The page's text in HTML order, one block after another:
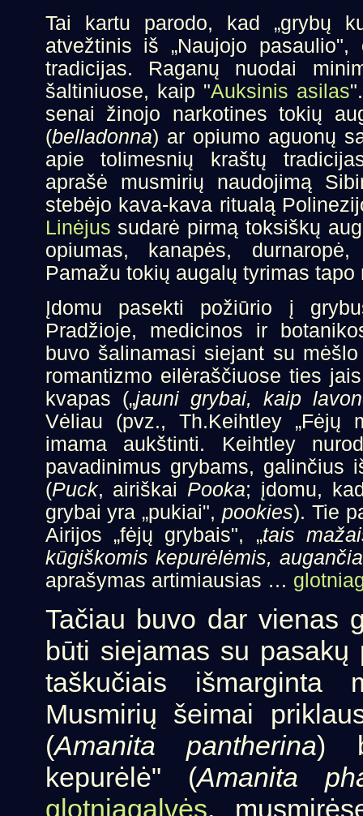
Tai kartu parodo, kad „grybų
atvežtinis iš „Naujojo
tradicijas. Raganų nuodai
šaltiniuose, kaip "Auksinis asilas
senai žinojo narkotines tokių
(belladonna) ar opiumo aguonų
apie tolimesnių kraštų
aprašė musmirių naudojimą
stebėjo kava-kava ritualą
Linėjus sudarė pirmą toksiškų
opiumas, kanapės,
Pamažu tokių augalų tyrimas tapo
Įdomu pasekti požiūrio į
Pradžioje, medicinos ir
buvo šalinamasi siejant su
romantizmo eilėraščiuose ties
kvapas („jauni grybai, kaip
Vėliau (pvz., Th.Keihtley „Fėjų
imama aukštinti. Keihtley
pavadinimus grybams, galinčius
(Puck, airiškai Pooka; įdomu,
grybai yra „pukiai",pookies). Tie
Airijos „fėjų grybais", „tais
kūgiškomis kepurėlėmis,
aprašymas artimiausias …
Tačiau buvo dar vienas
būti siejamas su
taškučiais išmarginta
Musmirių šeimai
(Amanita pantherina)
kepurėlė" (Amanita
glotniagalvės,